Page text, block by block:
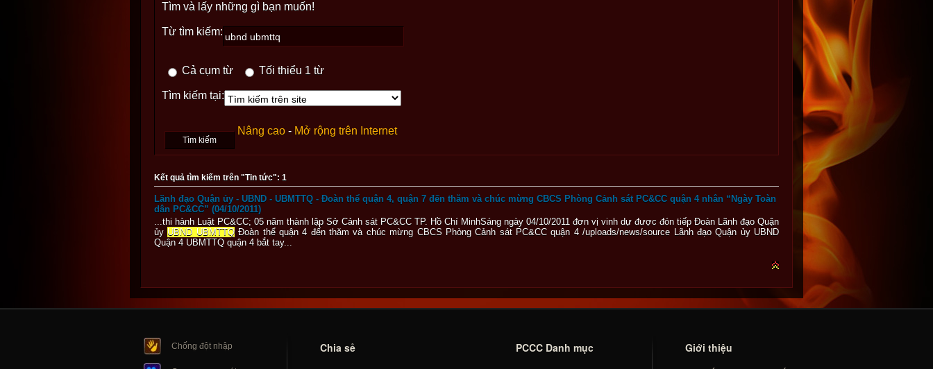
Tìm và lấy những gì bạn muốn!
Từ tìm kiếm:
Cả cụm từ Tối thiểu 1 từ
Tìm kiếm tại:
Nâng cao - Mở rộng trên Internet
Kết quả tìm kiếm trên "Tin tức": 1
Lãnh đạo Quận ủy - UBND - UBMTTQ - Đoàn thể quận 4, quận 7 đến thăm và chúc mừng CBCS Phòng Cảnh sát PC&CC quận 4 nhân “Ngày Toàn
dân PC&CC” (04/10/2011)
...thi hành Luật PC&CC; 05 năm thành lập Sở Cảnh sát PC&CC TP. Hồ Chí MinhSáng ngày 04/10/2011 đơn vị vinh dự được đón tiếp Đoàn Lãnh đạo Quận
ủy UBND UBMTTQĐoàn thể quận 4 đến thăm và chúc mừng CBCS Phòng Cảnh sát PC&CC quận 4 /uploads/news/source Lãnh đạo Quận ủy UBND
Quận 4 UBMTTQ quận 4 bắt tay...
Chống đột nhập Chia sẻ PCCC Danh mục
Giới thiệu